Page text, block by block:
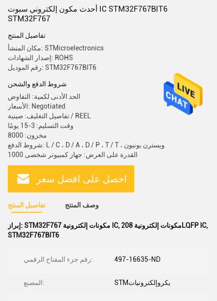
أحدث مكون إلكتروني سبوت IC STM32F767BIT6
STM32F767
تفاصيل المنتج
مكان المنشأ: STMicroelectronics
إصدار الشهادات: ROHS
رقم الموديل: STM32F767BIT6
شروط الدفع والشحن
الحد الأدنى لكمية: التفاوض
الأسعار: Negotiated
تفاصيل التغليف: صينية / REEL
وقت التسليم: 3-15 يومًا
مخزون: 8000
شروط الدفع: L / C ، D / A ، D / P ، T / T ، ويسترن يونيون
القدرة على العرض: جهاز كمبيوتر شخصى 1000
احصل على افضل سعر
تفاصيل المنتج وصف المنتج
إبراز: STM32F767 مكونات إلكترونية IC, مكونات إلكترونية 208LQFP IC,
STM32F767BIT6
رقم جزء المفتاح الرقمي: 497-16635-ND
المصنع: STMيكروإلكترونيات